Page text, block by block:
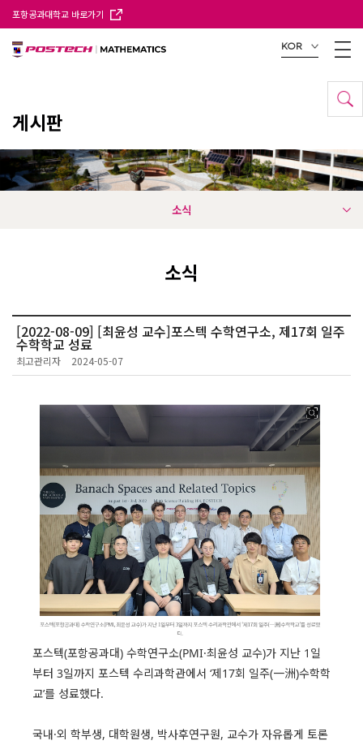
포항공과대학교 바로가기
KOR
게시판
소식
소식
[2022-08-09] [최윤성 교수]포스텍 수학연구소, 제17회 일주
수학학교 성료
최고관리자 2024-05-07
포스텍(포항공과대) 수학연구소(PMI·최윤성 교수)가 지난 1일
부터 3일까지 포스텍 수리과학관에서 ‘제17회 일주(一洲)수학학
교’를 성료했다.
국내·외 학부생, 대학원생, 박사후연구원, 교수가 자유롭게 토론